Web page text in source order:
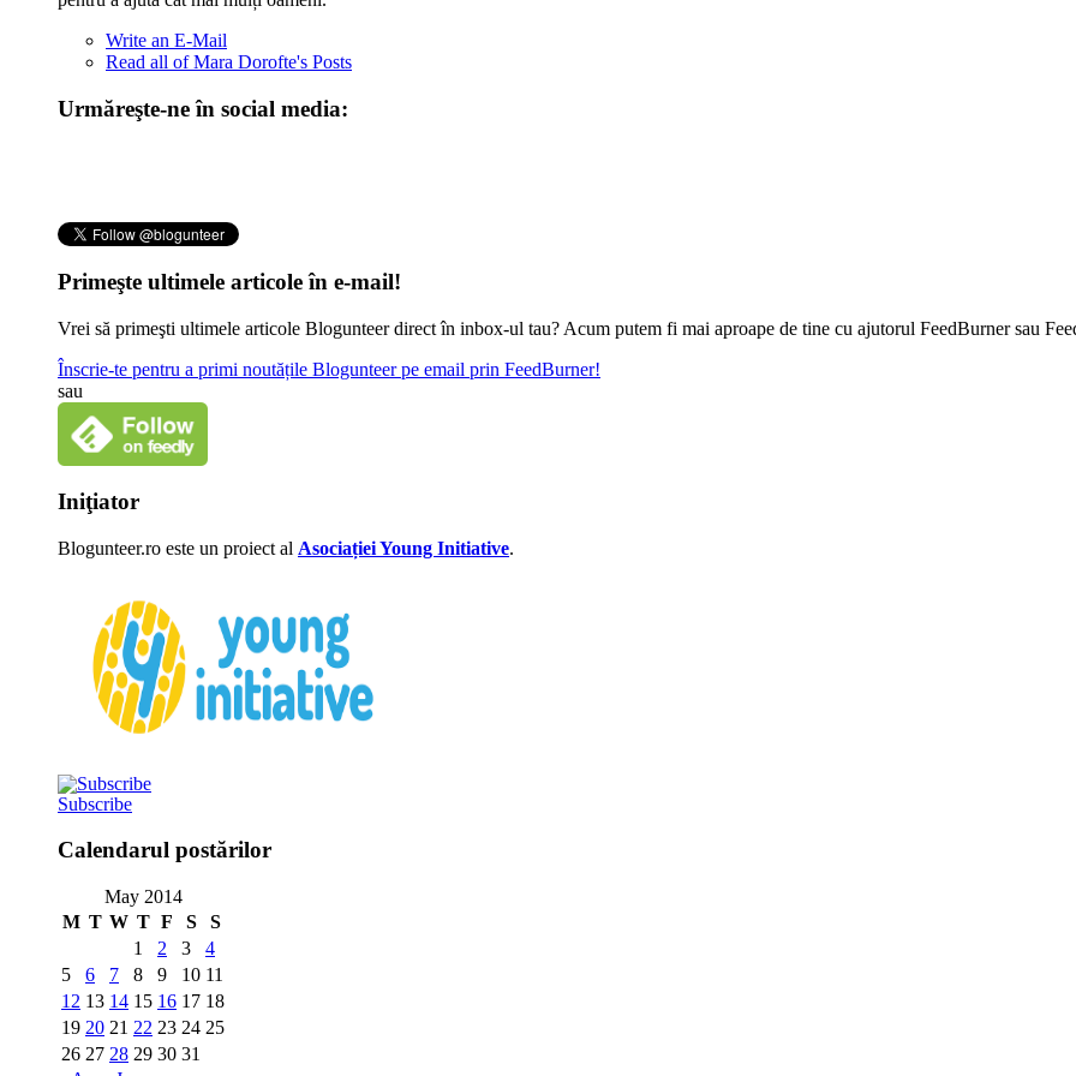
Write an E-Mail
Read all of Mara Dorofte's Posts
Urmăreşte-ne în social media:
Primeşte ultimele articole în e-mail!
Vrei să primeşti ultimele articole Blogunteer direct în inbox-ul tau? Acum putem fi mai aproape de tine cu ajutorul FeedBurner sau
Înscrie-te pentru a primi noutățile Blogunteer pe email prin FeedBurner!
sau
Iniţiator
Blogunteer.ro este un proiect al Asociației Young Initiative.
Subscribe
Calendarul postărilor
May 2014
M T W T F S
S
1
2 3
4
5
6 7 8 9 10 11
12 13 14 15 16 17 18
19 20 21 22 23 24 25
26 27 28 29 30 31